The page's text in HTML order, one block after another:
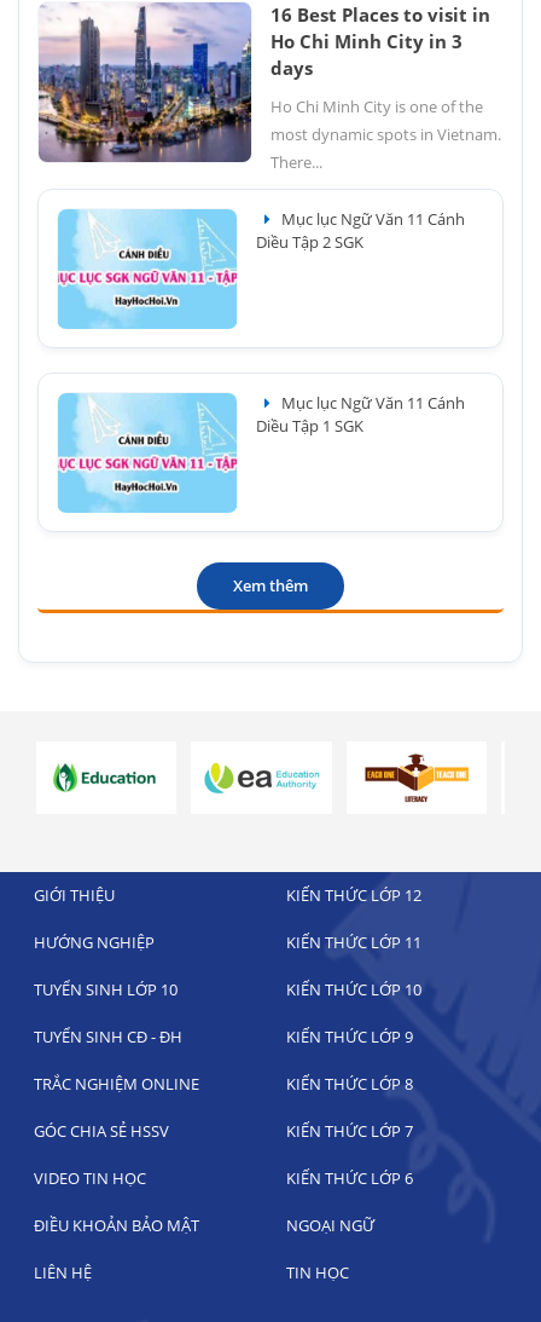
16 Best Places to visit in
Ho Chi Minh City in 3
days
Ho Chi Minh City is one of the
most dynamic spots in Vietnam.
There...
Mục lục Ngữ Văn 11 Cánh
Diều Tập 2 SGK
Mục lục Ngữ Văn 11 Cánh
Diều Tập 1 SGK
Xem thêm
GIỚI THIỆU KIẾN THỨC LỚP 12
HƯỚNG NGHIỆP KIẾN THỨC LỚP 11
TUYỂN SINH LỚP 10 KIẾN THỨC LỚP 10
TUYỂN SINH CĐ - ĐH KIẾN THỨC LỚP 9
TRẮC NGHIỆM ONLINE KIẾN THỨC LỚP 8
GÓC CHIA SẺ HSSV KIẾN THỨC LỚP 7
VIDEO TIN HỌC KIẾN THỨC LỚP 6
ĐIỀU KHOẢN BẢO MẬT NGOẠI NGỮ
LIÊN HỆ TIN HỌC